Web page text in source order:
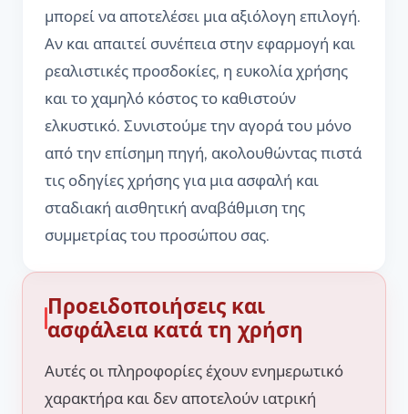
μπορεί να αποτελέσει μια αξιόλογη επιλογή.
Αν και απαιτεί συνέπεια στην εφαρμογή και
ρεαλιστικές προσδοκίες, η ευκολία χρήσης
και το χαμηλό κόστος το καθιστούν
ελκυστικό. Συνιστούμε την αγορά του μόνο
από την επίσημη πηγή, ακολουθώντας πιστά
τις οδηγίες χρήσης για μια ασφαλή και
σταδιακή αισθητική αναβάθμιση της
συμμετρίας του προσώπου σας.
Προειδοποιήσεις και
ασφάλεια κατά τη χρήση
Αυτές οι πληροφορίες έχουν ενημερωτικό
χαρακτήρα και δεν αποτελούν ιατρική